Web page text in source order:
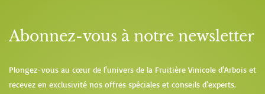
Abonnez-vous à notre newsletter
Plongez-vous au cœur de l'univers de la Fruitière Vinicole d'Arbois et
recevez en exclusivité nos offres spéciales et conseils d'experts.